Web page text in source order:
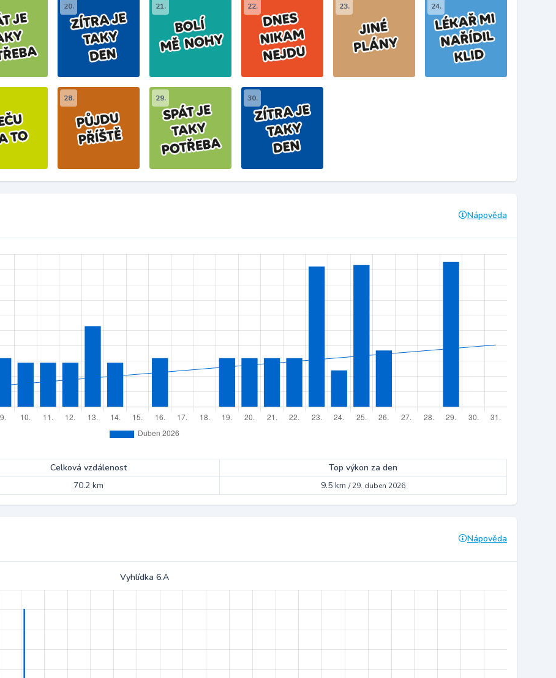
20. 21. 22. 23. 24.
28. 29. 30.
Nápověda
Celková vzdálenost
Top výkon za den
70.2 km 9.5 km /29. duben 2026
Nápověda
Vyhlídka 6.A